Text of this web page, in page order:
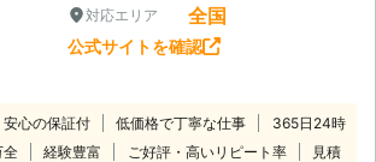
対応エリア 全国
公式サイトを確認
安心の保証付 低価格で丁寧な仕事
365日24時
全 経験豊富 ご好評・高いリピート率
見積